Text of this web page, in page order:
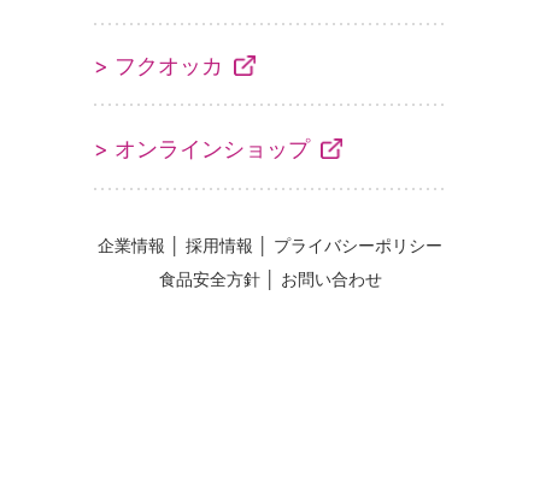
> フクオッカ
> オンラインショップ
企業情報 採用情報
プライバシーポリシー
食品安全方針│ お問い合わせ